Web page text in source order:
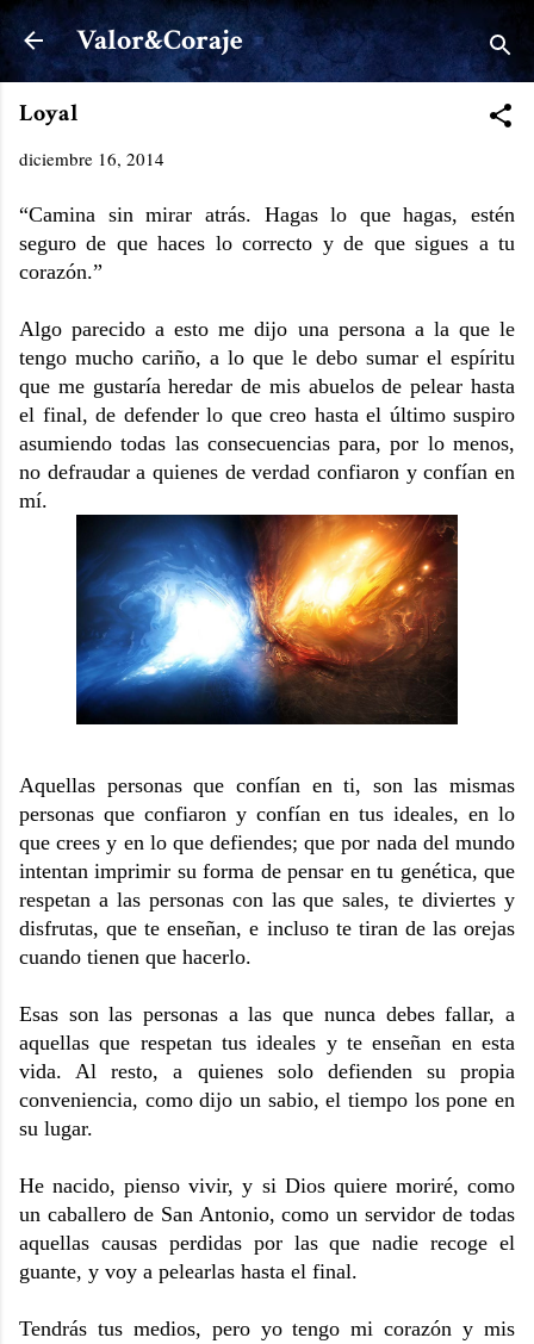
Ir al contenido principal
Valor&Coraje
Loyal
diciembre 16, 2014
“Camina sin mirar atrás. Hagas lo que hagas, estén
seguro de que haces lo correcto y de que sigues a tu
corazón.”
Algo parecido a esto me dijo una persona a la que le
tengo mucho cariño, a lo que le debo sumar el espíritu
que me gustaría heredar de mis abuelos de pelear hasta
el final, de defender lo que creo hasta el último suspiro
asumiendo todas las consecuencias para, por lo menos,
no defraudar a quienes de verdad confiaron y confían en
mí.
Aquellas personas que confían en ti, son las mismas
personas que confiaron y confían en tus ideales, en lo
que crees y en lo que defiendes; que por nada del mundo
intentan imprimir su forma de pensar en tu genética, que
respetan a las personas con las que sales, te diviertes y
disfrutas, que te enseñan, e incluso te tiran de las orejas
cuando tienen que hacerlo.
Esas son las personas a las que nunca debes fallar, a
aquellas que respetan tus ideales y te enseñan en esta
vida. Al resto, a quienes solo defienden su propia
conveniencia, como dijo un sabio, el tiempo los pone en
su lugar.
He nacido, pienso vivir, y si Dios quiere moriré, como
un caballero de San Antonio, como un servidor de todas
aquellas causas perdidas por las que nadie recoge el
guante, y voy a pelearlas hasta el final.
Tendrás tus medios, pero yo tengo mi corazón y mis